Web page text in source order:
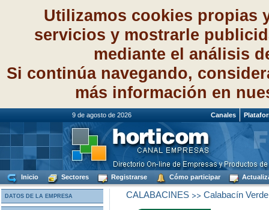
Utilizamos cookies propias
servicios y mostrarle
mediante el análisis
Si continúa navegando,
más información en
9 de agosto de 2026 Canales
Inicio Sectores Registrarse Cómo participar
DATOS DE LA EMPRESA CALABACINES>> Calabacín Verde